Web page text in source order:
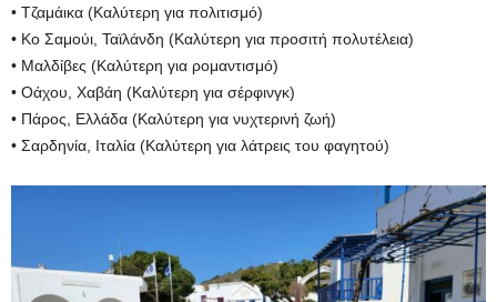
• Τζαμάικα (Καλύτερη για πολιτισμό)
• Κο Σαμούι, Ταϊλάνδη (Καλύτερη για προσιτή πολυτέλεια)
• Μαλδίβες (Καλύτερη για ρομαντισμό)
• Οάχου, Χαβάη (Καλύτερη για σέρφινγκ)
• Πάρος, Ελλάδα (Καλύτερη για νυχτερινή ζωή)
• Σαρδηνία, Ιταλία (Καλύτερη για λάτρεις του φαγητού)